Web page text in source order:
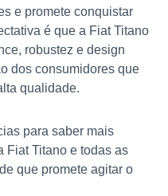
e promete conquistar
é que a Fiat Titano
robustez e design
dos consumidores que
qualidade.
para saber mais
Fiat Titano e todas as
que promete agitar o